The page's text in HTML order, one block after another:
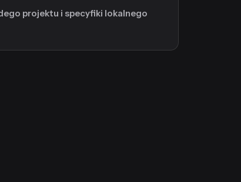
projektu i specyfiki lokalnego